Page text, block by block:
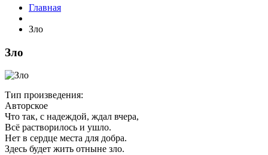
Главная
Зло
Зло
Тип произведения:
Авторское
Что так, с надеждой, ждал вчера,
Всё растворилось и ушло.
Нет в сердце места для добра.
Здесь будет жить отныне зло.